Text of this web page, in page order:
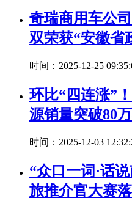
奇瑞商用车公
双荣获“安徽省
时间：2025-12-25
环比“四连涨”
源销量突破80
时间：2025-12-03
“众口一词·话
旅推介官大赛